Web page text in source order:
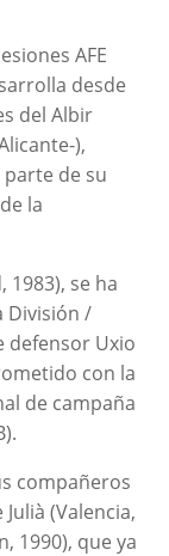
AFE
desde
del Albir
),
parte de su
la
1983), se ha
División /
defensor Uxio
con la
de campaña
compañeros
Julià (Valencia,
1990), que ya